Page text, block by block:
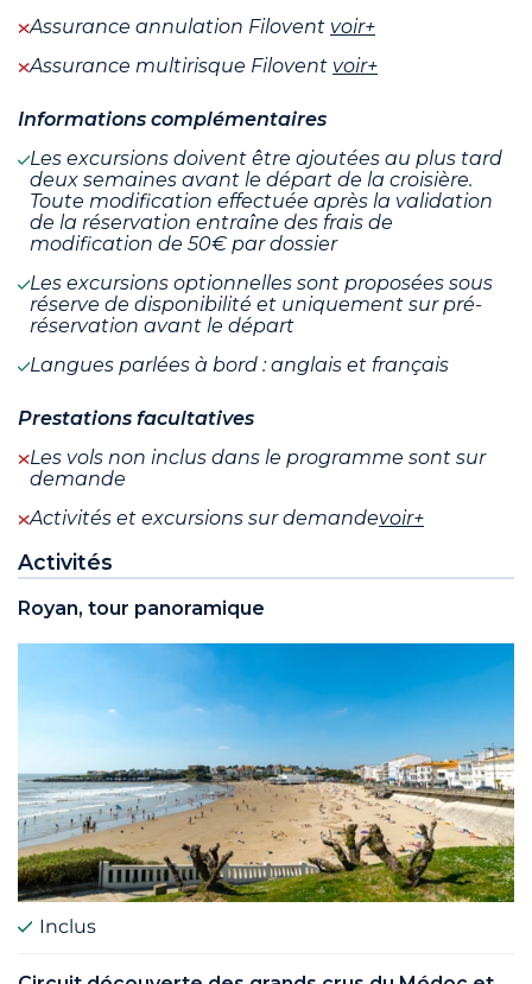
Assurance annulation Filovent voir+
Assurance multirisque Filovent voir+
Informations complémentaires
Les excursions doivent être ajoutées au plus tard
deux semaines avant le départ de la croisière.
Toute modification effectuée après la validation
de la réservation entraîne des frais de
modification de 50€ par dossier
Les excursions optionnelles sont proposées sous
réserve de disponibilité et uniquement sur pré-
réservation avant le départ
Langues parlées à bord : anglais et français
Prestations facultatives
Les vols non inclus dans le programme sont sur
demande
Activités et excursions sur demandevoir+
Activités
Royan, tour panoramique
Inclus